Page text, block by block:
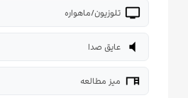
tv تلوزیون/ماهواره
volume_mute عایق صدا
desk میز مطالعه